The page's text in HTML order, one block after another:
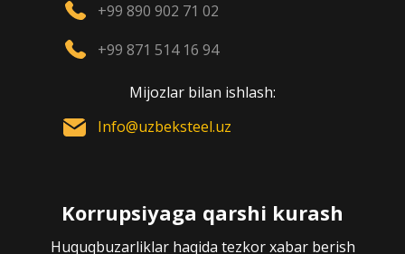
+99 890 902 71 02
+99 871 514 16 94
Mijozlar bilan ishlash:
Info@uzbeksteel.uz
Korrupsiyaga qarshi kurash
Huquqbuzarliklar haqida tezkor xabar berish